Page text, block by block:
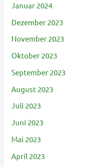
Januar 2024
Dezember 2023
November 2023
Oktober 2023
September 2023
August 2023
Juli 2023
Juni 2023
Mai 2023
April 2023